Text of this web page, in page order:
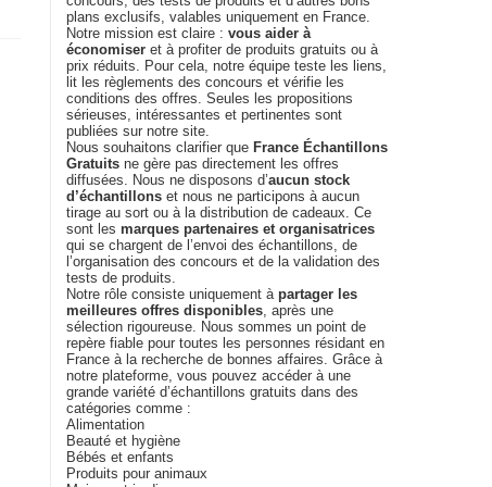
plans exclusifs, valables uniquement en France.
Notre mission est claire : vous aider à
économiser et à profiter de produits gratuits ou à
prix réduits. Pour cela, notre équipe teste les liens,
lit les règlements des concours et vérifie les
conditions des offres. Seules les propositions
sérieuses, intéressantes et pertinentes sont
publiées sur notre site.
Nous souhaitons clarifier que France Échantillons
Gratuits ne gère pas directement les offres
diffusées. Nous ne disposons d’aucun stock
d’échantillons et nous ne participons à aucun
tirage au sort ou à la distribution de cadeaux. Ce
sont les marques partenaires et organisatrices
qui se chargent de l’envoi des échantillons, de
l’organisation des concours et de la validation des
tests de produits.
Notre rôle consiste uniquement à partager les
meilleures offres disponibles, après une
sélection rigoureuse. Nous sommes un point de
repère fiable pour toutes les personnes résidant en
France à la recherche de bonnes affaires. Grâce à
notre plateforme, vous pouvez accéder à une
grande variété d’échantillons gratuits dans des
catégories comme :
Alimentation
Beauté et hygiène
Bébés et enfants
Produits pour animaux